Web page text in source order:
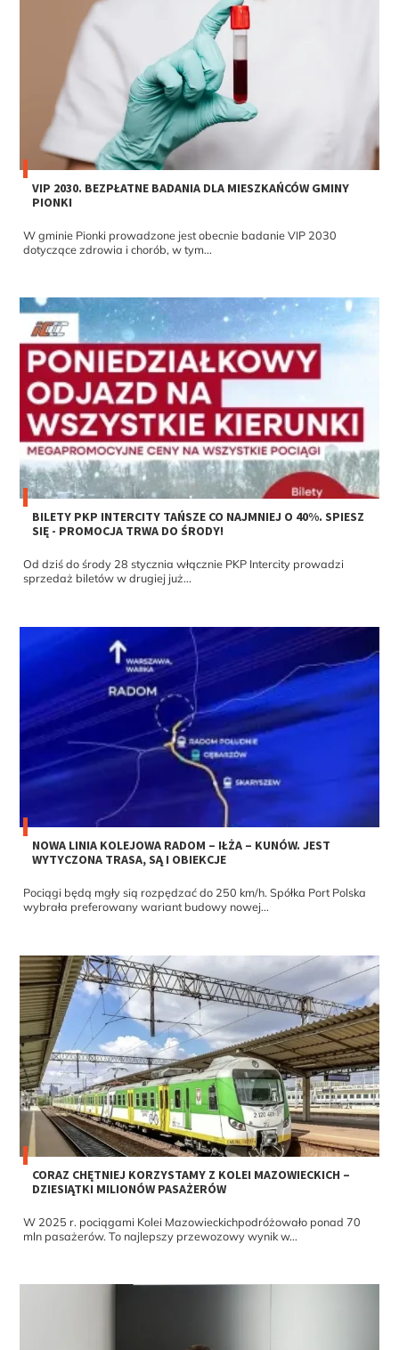
VIP 2030. BEZPŁATNE BADANIA DLA MIESZKAŃCÓW GMINY
PIONKI
W gminie Pionki prowadzone jest obecnie badanie VIP 2030
dotyczące zdrowia i chorób, w tym...
BILETY PKP INTERCITY TAŃSZE CO NAJMNIEJ O 40%. SPIESZ
SIĘ - PROMOCJA TRWA DO ŚRODY!
Od dziś do środy 28 stycznia włącznie PKP Intercity prowadzi
sprzedaż biletów w drugiej już...
NOWA LINIA KOLEJOWA RADOM – IŁŻA – KUNÓW. JEST
WYTYCZONA TRASA, SĄ I OBIEKCJE
Pociągi będą mgły sią rozpędzać do 250 km/h. Spółka Port Polska
wybrała preferowany wariant budowy nowej...
CORAZ CHĘTNIEJ KORZYSTAMY Z KOLEI MAZOWIECKICH –
DZIESIĄTKI MILIONÓW PASAŻERÓW
W 2025 r. pociągami Kolei Mazowieckichpodróżowało ponad 70
mln pasażerów. To najlepszy przewozowy wynik w...